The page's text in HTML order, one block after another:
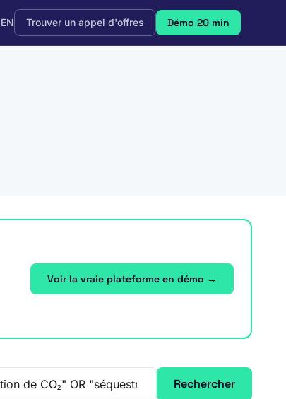
EN Trouver un appel d'offres Démo 20 min
Voir la vraie plateforme en démo →
Rechercher